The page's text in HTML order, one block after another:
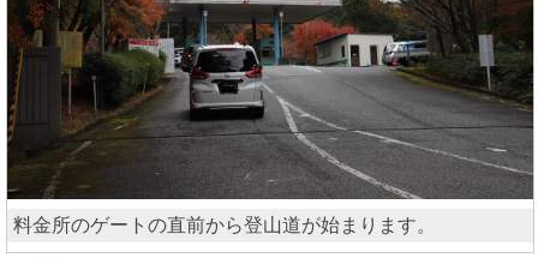
料金所のゲートの直前から登山道が始まります。